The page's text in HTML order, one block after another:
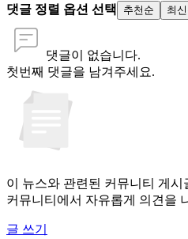
댓글 정렬 옵션 선택
추천순 최
댓글이 없습니다.
첫번째 댓글을 남겨주세요.
이 뉴스와 관련된 커뮤니티 게시
커뮤니티에서 자유롭게 의견을
글 쓰기